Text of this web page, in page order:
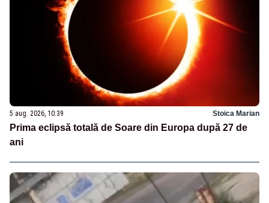
5 aug. 2026, 10:39 Stoica Marian
Prima eclipsă totală de Soare din Europa după 27 de
ani